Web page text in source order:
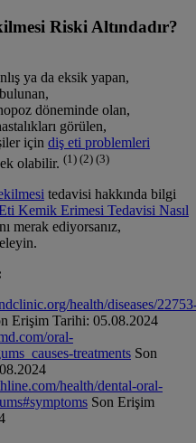
Riski Altındadır?
ya da eksik yapan,
döneminde olan,
görülen,
için diş eti problemleri
olabilir. (1) (2) (3)
tedavisi hakkında bilgi
Kemik Erimesi Tedavisi Nasıl
merak ediyorsanız,
health/diseases/
Erişim Tarihi: 05.08.2024
oral-
treatmentsSon
health/dental-oral-
Son Erişim